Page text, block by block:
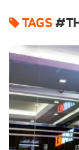
TAGS